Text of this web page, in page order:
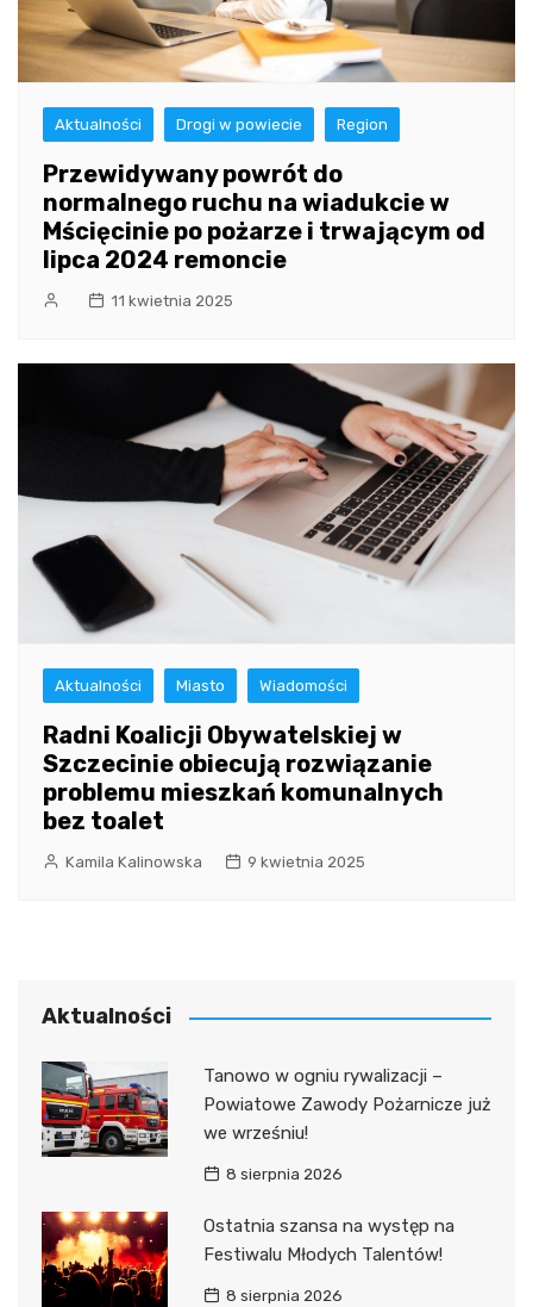
Aktualności Drogi w powiecie Region
Przewidywany powrót do
normalnego ruchu na wiadukcie w
Mścięcinie po pożarze i trwającym od
lipca 2024 remoncie
11 kwietnia 2025
Aktualności Miasto Wiadomości
Radni Koalicji Obywatelskiej w
Szczecinie obiecują rozwiązanie
problemu mieszkań komunalnych
bez toalet
Kamila Kalinowska 9 kwietnia 2025
Aktualności
Tanowo w ogniu rywalizacji –
Powiatowe Zawody Pożarnicze już
we wrześniu!
8 sierpnia 2026
Ostatnia szansa na występ na
Festiwalu Młodych Talentów!
8 sierpnia 2026